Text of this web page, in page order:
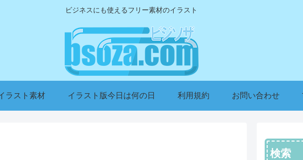
ビジネスにも使えるフリー素材のイラスト
ラスト素材 イラスト版今日は何の日 利用規約 お問い合わせ
検索